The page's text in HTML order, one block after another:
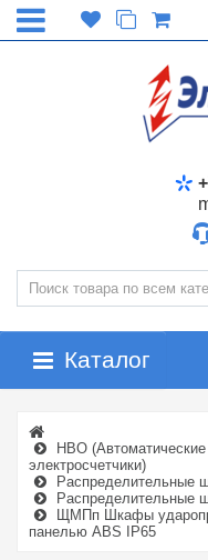
Каталог
НВО
электросчетчики)
Распределительные
Распределительные
ЩМПп Шкафы
панелью ABS IP65